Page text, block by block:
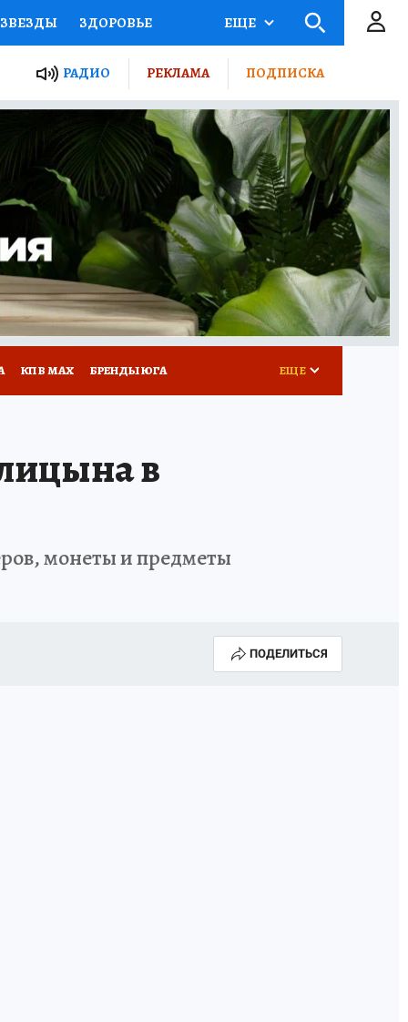
ЗВЕЗДЫ ЗДОРОВЬЕ
РОССИИ
ПУТЕВОДИТЕЛЬ
ТУРИЗМ
ПОТРЕБИТЕЛЯ РЕКЛАМА
ЕЩЕ
РАДИО РЕКЛАМА ПОДПИСКА
КП В МАХ БРЕНДЫ ЮГА ЕЩЕ
в
монеты и предметы
ПОДЕЛИТЬСЯ